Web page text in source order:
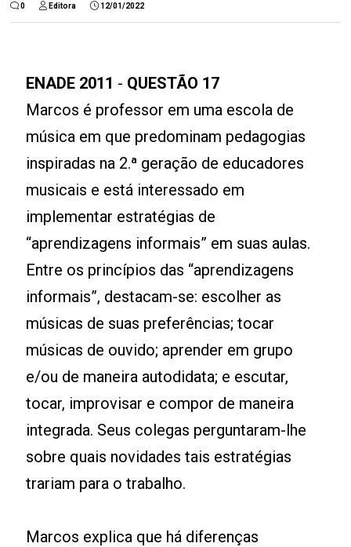
0 Editora 12/01/2022
ENADE 2011 - QUESTÃO 17
Marcos é professor em uma escola de
música em que predominam pedagogias
inspiradas na 2.ª geração de educadores
musicais e está interessado em
implementar estratégias de
“aprendizagens informais” em suas aulas.
Entre os princípios das “aprendizagens
informais”, destacam-se: escolher as
músicas de suas preferências; tocar
músicas de ouvido; aprender em grupo
e/ou de maneira autodidata; e escutar,
tocar, improvisar e compor de maneira
integrada. Seus colegas perguntaram-lhe
sobre quais novidades tais estratégias
trariam para o trabalho.
Marcos explica que há diferenças